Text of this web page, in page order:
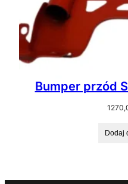
Bumper przód
Dodaj